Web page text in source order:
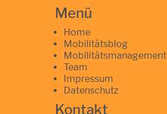
Menü
Home
Mobilitätsblog
Mobilitätsmanagement
Team
Impressum
Datenschutz
Kontakt